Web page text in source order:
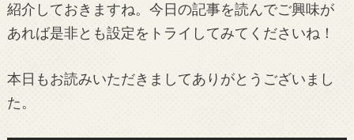
紹介しておきますね。今日の記事を読んでご興味が
あれば是非とも設定をトライしてみてくださいね！
本日もお読みいただきましてありがとうございまし
た。